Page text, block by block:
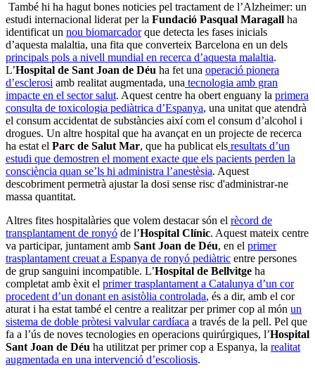
També hi ha hagut bones noticies pel tractament de l’Alzheimer: un
estudi internacional liderat per la Fundació Pasqual Maragall ha
identificat un nou biomarcadorque detecta les fases inicials
d’aquesta malaltia, una fita que converteix Barcelona en un dels
principals pols a nivell mundial en recerca d’aquesta malaltia.
L’Hospital de Sant Joan de Déu ha fet una operació pionera
d’esclerosi amb realitat augmentada, una tecnologia amb gran
impacte en el sector salut. Aquest centre ha obert enguany la primera
consulta de toxicologia pediàtrica d’Espanya, una unitat que atendrà
el consum accidentat de substàncies així com el consum d’alcohol i
drogues. Un altre hospital que ha avançat en un projecte de recerca
ha estat el Parc de Salut Mar, que ha publicat els resultats d’un
estudi que demostren el moment exacte que els pacients perden la
consciència quan se’ls hi administra l’anestèsia. Aquest
descobriment permetrà ajustar la dosi sense risc d'administrar-ne
massa quantitat.
Altres fites hospitalàries que volem destacar són el rècord de
transplantament de ronyó de l’Hospital Clínic. Aquest mateix centre
va participar, juntament amb Sant Joan de Déu, en el primer
trasplantament creuat a Espanya de ronyó pediàtric entre persones
de grup sanguini incompatible. L’Hospital de Bellvitge ha
completat amb èxit el primer trasplantament a Catalunya d’un cor
procedent d’un donant en asistòlia controlada, és a dir, amb el cor
aturat i ha estat també el centre a realitzar per primer cop al món un
sistema de doble pròtesi valvular cardíaca a través de la pell. Pel que
fa a l’ús de noves tecnologies en operacions quirúrgiques, l’Hospital
Sant Joan de Déu ha utilitzat per primer cop a Espanya, la realitat
augmentada en una intervenció d’escoliosis.